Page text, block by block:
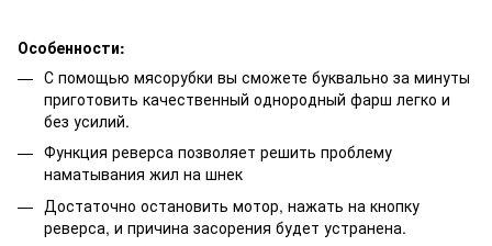
Особенности:
С помощью мясорубки вы сможете буквально за минуты
приготовить качественный однородный фарш легко и
без усилий.
Функция реверса позволяет решить проблему
наматывания жил на шнек
Достаточно остановить мотор, нажать на кнопку
реверса, и причина засорения будет устранена.